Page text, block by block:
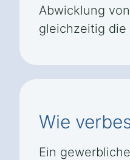
Abwicklung
gleichzeitig die
Wie
Ein